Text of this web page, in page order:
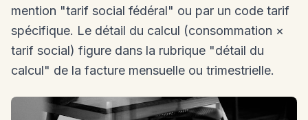
mention "tarif social fédéral" ou par un code tarif
spécifique. Le détail du calcul (consommation ×
tarif social) figure dans la rubrique "détail du
calcul" de la facture mensuelle ou trimestrielle.